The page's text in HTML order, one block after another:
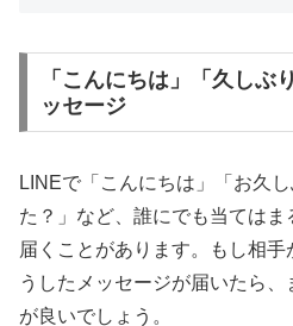
「こんにちは」「久しぶ
ッセージ
LINEで「こんにちは」「お久
た？」など、誰にでも当ては
届くことがあります。もし相手
うしたメッセージが届いたら
が良いでしょう。